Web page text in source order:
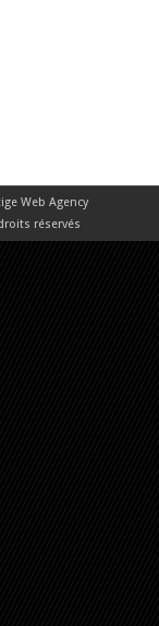
Web Agency
réservés